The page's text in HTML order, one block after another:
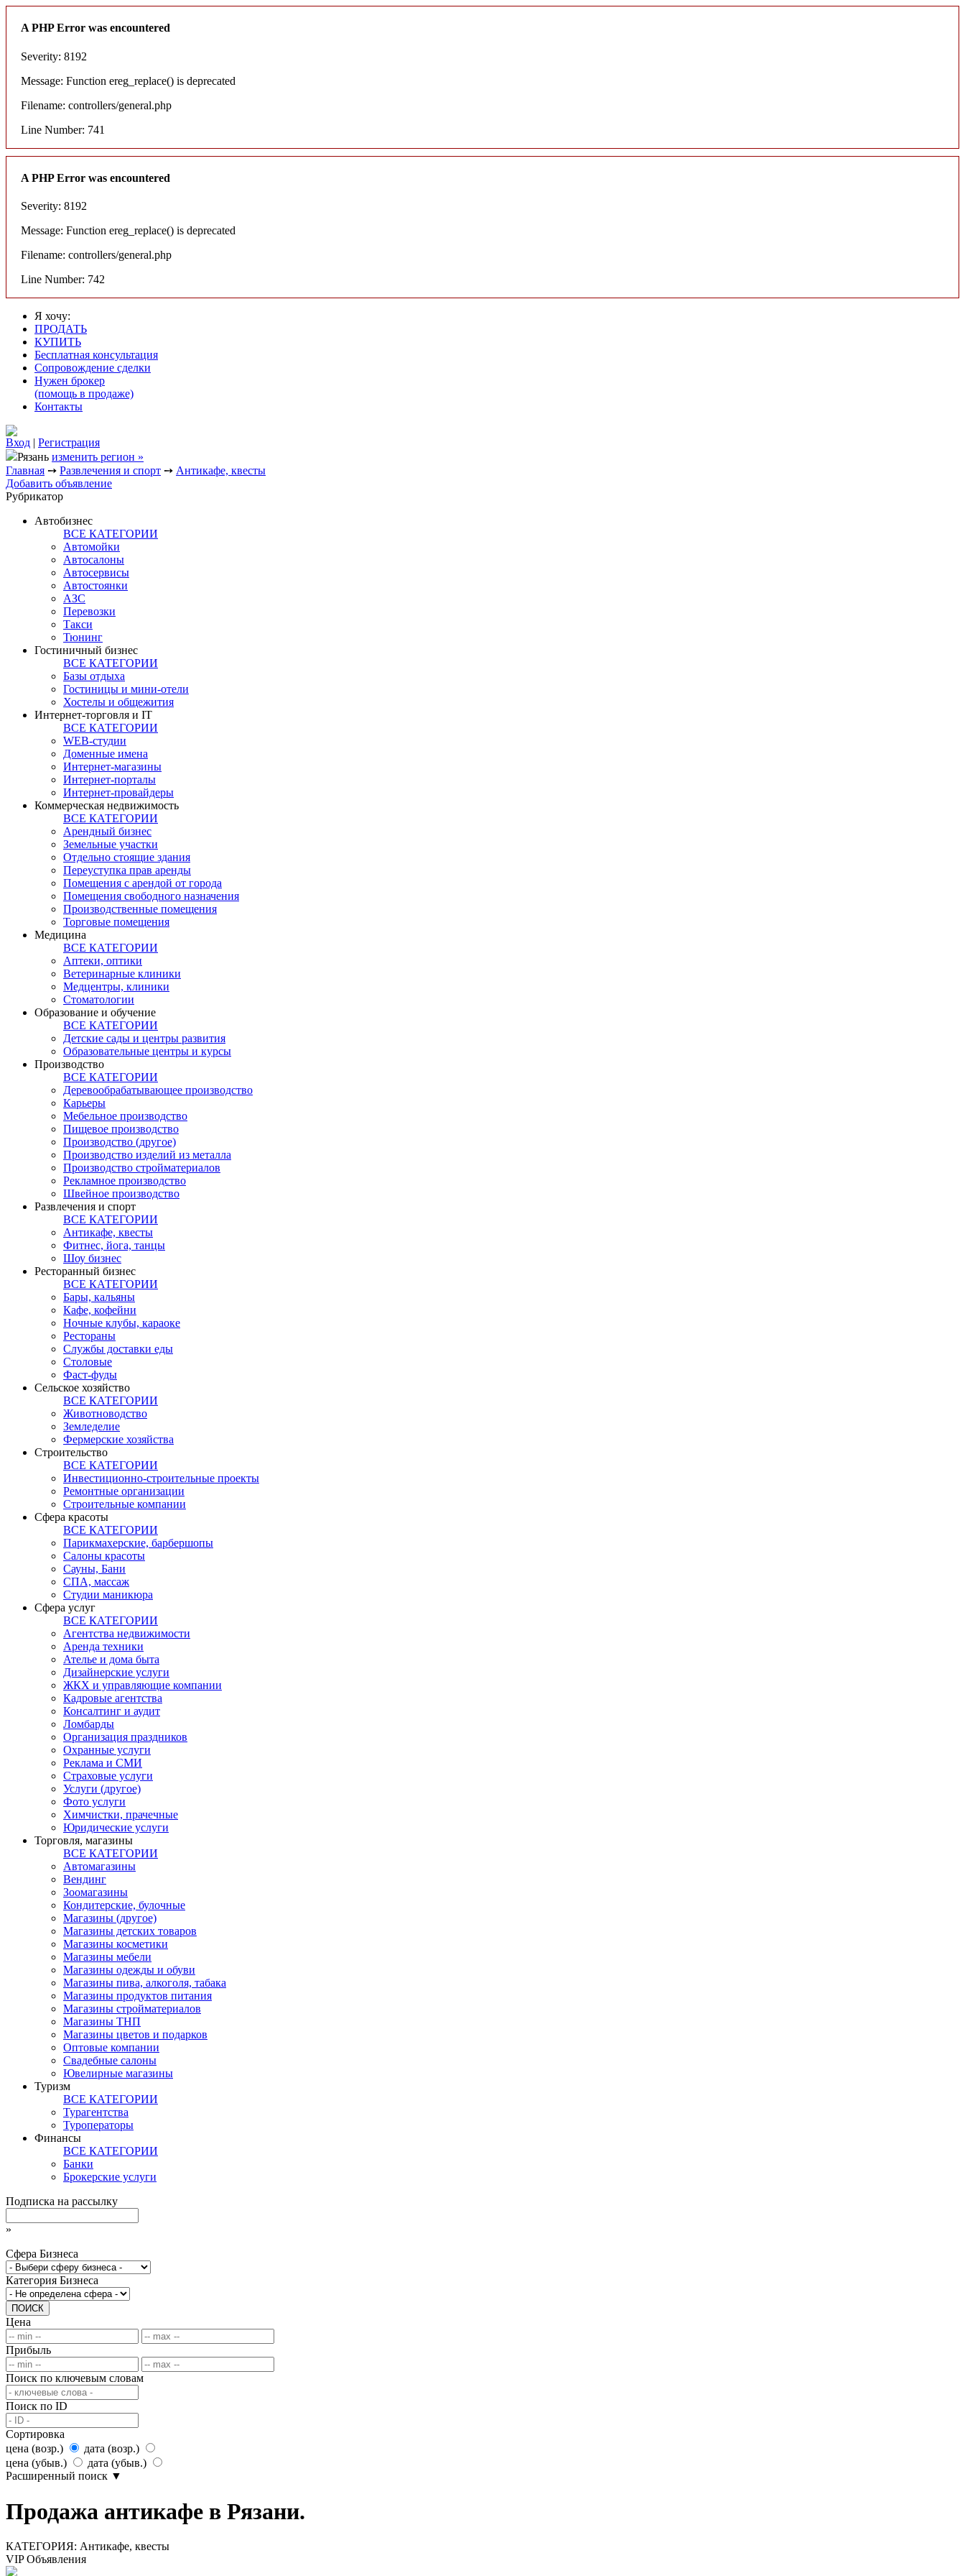
A PHP Error was encountered
Severity: 8192
Message: Function ereg_replace() is deprecated
Filename: controllers/general.php
Line Number: 741
A PHP Error was encountered
Severity: 8192
Message: Function ereg_replace() is deprecated
Filename: controllers/general.php
Line Number: 742
Я хочу:
ПРОДАТЬ
КУПИТЬ
Бесплатная консультация
Сопровождение сделки
Нужен брокер
(помощь в продаже)
Контакты
Вход | Регистрация
Рязань изменить регион »
Главная ➙ Развлечения и спорт ➙ Антикафе, квесты
Добавить объявление
Рубрикатор
Автобизнес
ВСЕ КАТЕГОРИИ
Автомойки
Автосалоны
Автосервисы
Автостоянки
АЗС
Перевозки
Такси
Тюнинг
Гостиничный бизнес
ВСЕ КАТЕГОРИИ
Базы отдыха
Гостиницы и мини-отели
Хостелы и общежития
Интернет-торговля и IT
ВСЕ КАТЕГОРИИ
WEB-студии
Доменные имена
Интернет-магазины
Интернет-порталы
Интернет-провайдеры
Коммерческая недвижимость
ВСЕ КАТЕГОРИИ
Арендный бизнес
Земельные участки
Отдельно стоящие здания
Переуступка прав аренды
Помещения с арендой от города
Помещения свободного назначения
Производственные помещения
Торговые помещения
Медицина
ВСЕ КАТЕГОРИИ
Аптеки, оптики
Ветеринарные клиники
Медцентры, клиники
Стоматологии
Образование и обучение
ВСЕ КАТЕГОРИИ
Детские сады и центры развития
Образовательные центры и курсы
Производство
ВСЕ КАТЕГОРИИ
Деревообрабатывающее производство
Карьеры
Мебельное производство
Пищевое производство
Производство (другое)
Производство изделий из металла
Производство стройматериалов
Рекламное производство
Швейное производство
Развлечения и спорт
ВСЕ КАТЕГОРИИ
Антикафе, квесты
Фитнес, йога, танцы
Шоу бизнес
Ресторанный бизнес
ВСЕ КАТЕГОРИИ
Бары, кальяны
Кафе, кофейни
Ночные клубы, караоке
Рестораны
Службы доставки еды
Столовые
Фаст-фуды
Сельское хозяйство
ВСЕ КАТЕГОРИИ
Животноводство
Земледелие
Фермерские хозяйства
Строительство
ВСЕ КАТЕГОРИИ
Инвестиционно-строительные проекты
Ремонтные организации
Строительные компании
Сфера красоты
ВСЕ КАТЕГОРИИ
Парикмахерские, барбершопы
Салоны красоты
Сауны, Бани
СПА, массаж
Студии маникюра
Сфера услуг
ВСЕ КАТЕГОРИИ
Агентства недвижимости
Аренда техники
Ателье и дома быта
Дизайнерские услуги
ЖКХ и управляющие компании
Кадровые агентства
Консалтинг и аудит
Ломбарды
Организация праздников
Охранные услуги
Реклама и СМИ
Страховые услуги
Услуги (другое)
Фото услуги
Химчистки, прачечные
Юридические услуги
Торговля, магазины
ВСЕ КАТЕГОРИИ
Автомагазины
Вендинг
Зоомагазины
Кондитерские, булочные
Магазины (другое)
Магазины детских товаров
Магазины косметики
Магазины мебели
Магазины одежды и обуви
Магазины пива, алкоголя, табака
Магазины продуктов питания
Магазины стройматериалов
Магазины ТНП
Магазины цветов и подарков
Оптовые компании
Свадебные салоны
Ювелирные магазины
Туризм
ВСЕ КАТЕГОРИИ
Турагентства
Туроператоры
Финансы
ВСЕ КАТЕГОРИИ
Банки
Брокерские услуги
Подписка на рассылку
»
Сфера Бизнеса
Категория Бизнеса
ПОИСК
Цена
Прибыль
Поиск по ключевым словам
Поиск по ID
Сортировка
цена (возр.)
дата (возр.)
цена (убыв.)
дата (убыв.)
Расширенный поиск ▼
Продажа антикафе в Рязани.
КАТЕГОРИЯ: Антикафе, квесты
VIP Объявления